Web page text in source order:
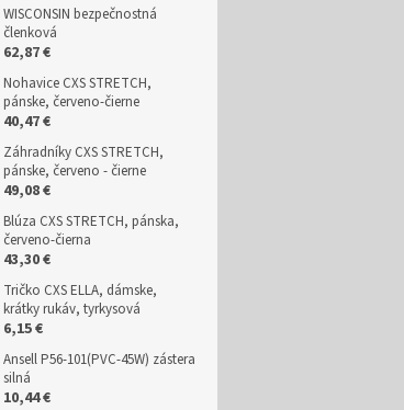
WISCONSIN bezpečnostná
členková
62,87 €
Nohavice CXS STRETCH,
pánske, červeno-čierne
40,47 €
Záhradníky CXS STRETCH,
pánske, červeno - čierne
49,08 €
Blúza CXS STRETCH, pánska,
červeno-čierna
43,30 €
Tričko CXS ELLA, dámske,
krátky rukáv, tyrkysová
6,15 €
Ansell P56-101(PVC-45W) zástera
silná
10,44 €